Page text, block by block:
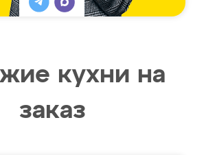
кухни на
заказ